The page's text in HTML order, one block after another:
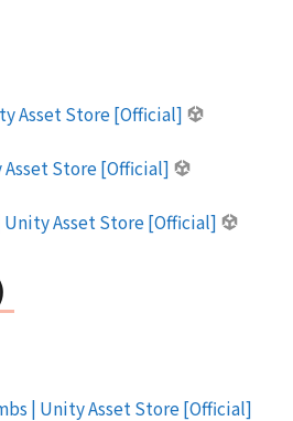
Asset Store [Official]
Store [Official]
Unity Asset Store [Official]
| Unity Asset Store [Official]